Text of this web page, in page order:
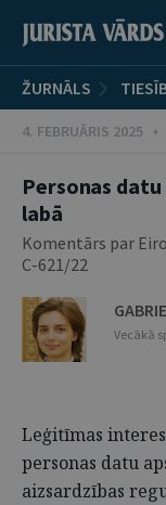
ŽURNĀLS
4. FEBRUĀRIS 2025
Personas
labā
Komentārs par
C-621/22
Vecākā
Leģitīmas
personas datu
aizsardzības